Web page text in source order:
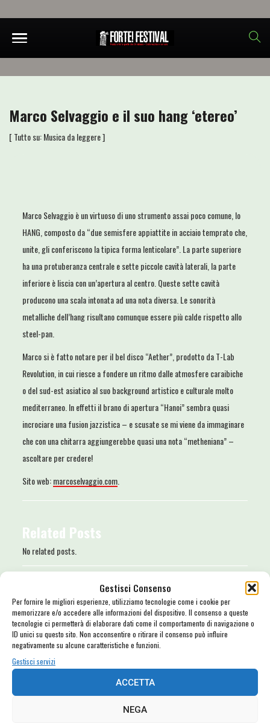
Gestisci Consenso
Per fornire le migliori esperienze, utilizziamo tecnologie come i cookie per
memorizzare e/o accedere alle informazioni del dispositivo. Il consenso a queste
tecnologie ci permetterà di elaborare dati come il comportamento di navigazione o
ID unici su questo sito. Non acconsentire o ritirare il consenso può influire
negativamente su alcune caratteristiche e funzioni.
Gestisci servizi
ACCETTA
NEGA
Marco Selvaggio e il suo hang ‘etereo’
[ Tutto su:Musica da leggere]
Marco Selvaggio è un virtuoso di uno strumento assai poco comune, lo
HANG, composto da “due semisfere appiattite in acciaio temprato che,
unite, gli conferiscono la tipica forma lenticolare”. La parte superiore
ha una protuberanza centrale e sette piccole cavità laterali, la parte
inferiore è liscia con un’apertura al centro. Queste sette cavità
producono una scala intonata ad una nota diversa. Le sonorità
metalliche dell’hang risultano comunque essere più calde rispetto allo
steel-pan.
Marco si è fatto notare per il bel disco “Aether”, prodotto da T-Lab
Revolution, in cui riesce a fondere un ritmo dalle atmosfere caraibiche
o del sud-est asiatico al suo background artistico e culturale molto
mediterraneo. In effetti il brano di apertura “Hanoi” sembra quasi
incrociare una fusion jazzistica – e scusate se mi viene da immaginare
che con una chitarra aggiungerebbe quasi una nota “metheniana” –
ascoltare per credere!
Sito web:marcoselvaggio.com
Related Posts
No related posts.